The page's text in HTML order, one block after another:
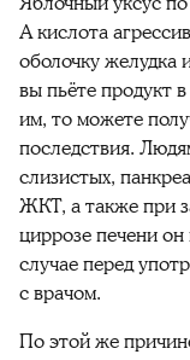
А кислота
оболочку желудка
вы пьёте продукт
им, то можете
последствия.
слизистых,
ЖКТ, а также при
циррозе печени
случае перед
с врачом.
По этой же